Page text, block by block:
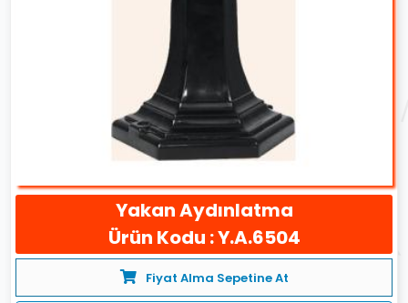
Yakan Aydınlatma
Ürün Kodu : Y.A.6504
Fiyat Alma Sepetine At